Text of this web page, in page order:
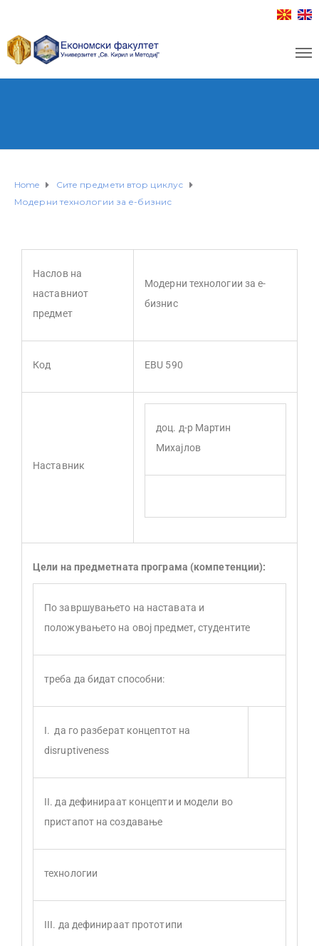
Home
Сите предмети втор циклус
Модерни технологии за е-бизнис
Наслов на
наставниот
предмет
Модерни технологии за е-
бизнис
Код EBU 590
Наставник
доц. д-р Мартин
Михајлов
Цели на предметната програма (компетенции):
По завршувањето на наставата и
положувањето на овој предмет, студентите
треба да бидат способни:
I. да го разберат концептот на
disruptiveness
II. да дефинираат концепти и модели во
пристапот на создавање
технологии
III. да дефинираат прототипи